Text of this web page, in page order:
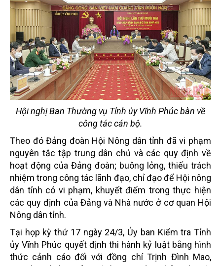
Hội nghị Ban Thường vụ Tỉnh ủy Vĩnh Phúc bàn về
công tác cán bộ.
Theo đó Đảng đoàn Hội Nông dân tỉnh đã vi phạm
nguyên tắc tập trung dân chủ và các quy định về
hoạt động của Đảng đoàn; buông lỏng, thiếu trách
nhiệm trong công tác lãnh đạo, chỉ đạo để Hội nông
dân tỉnh có vi phạm, khuyết điểm trong thực hiện
các quy định của Đảng và Nhà nước ở cơ quan Hội
Nông dân tỉnh.
Tại họp kỳ thứ 17 ngày 24/3, Ủy ban Kiểm tra Tỉnh
ủy Vĩnh Phúc quyết định thi hành kỷ luật bằng hình
thức cảnh cáo đối với đồng chí Trịnh Đình Mao,